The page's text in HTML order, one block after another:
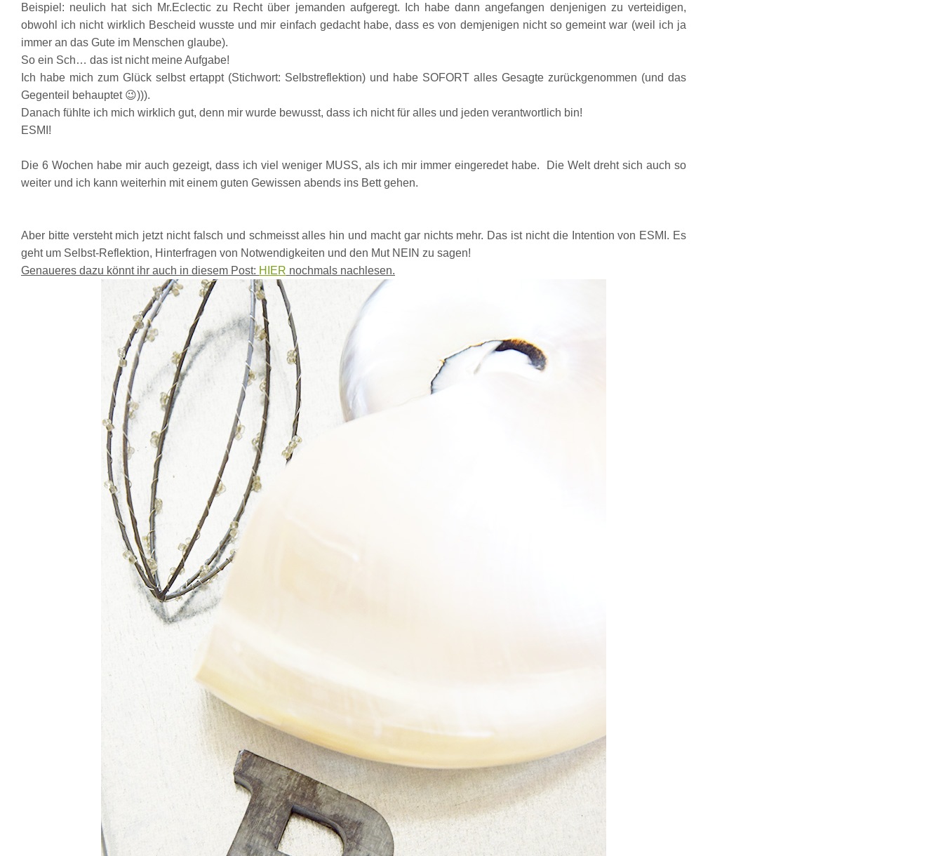
Beispiel: neulich hat sich Mr.Eclectic zu Rechtüber jemanden aufgeregt. Ich habe dann angefangen denjenigen zu verteidigen,
obwohl ich nicht wirklich Bescheid wusste und mir einfach gedacht habe, dass es von demjenigen nicht so gemeint war (weil ich ja
immer an das Gute im Menschen glaube).
So ein Sch… das ist nicht meine Aufgabe!
Ich habe mich zum Glück selbst ertappt (Stichwort: Selbstreflektion) und habe SOFORT alles Gesagte zurückgenommen (und das
Gegenteil behauptet 😉))).
Danach fühlte ich mich wirklich gut, denn mir wurde bewusst, dass ich nicht für alles und jeden verantwortlich bin!
ESMI!
Die 6 Wochen habe mir auch gezeigt, dass ich viel weniger MUSS, als ich mir immer eingeredet habe. Die Welt dreht sich auch so
weiter und ich kann weiterhin mit einem guten Gewissen abends ins Bett gehen.
Aber bitte versteht mich jetzt nicht falsch und schmeisst alles hin und macht gar nichts mehr. Das ist nicht die Intention von ESMI. Es
geht um Selbst-Reflektion, Hinterfragen von Notwendigkeiten und den Mut NEIN zu sagen!
Genaueres dazu könnt ihr auch in diesem Post: HIER nochmals nachlesen.